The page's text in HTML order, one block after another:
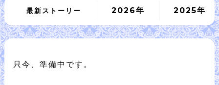
SDGs情報 環境対策活動
社会貢献活動
最新ストーリー 2026年 2025年
只今、準備中です。